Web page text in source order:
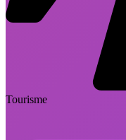
Tourisme